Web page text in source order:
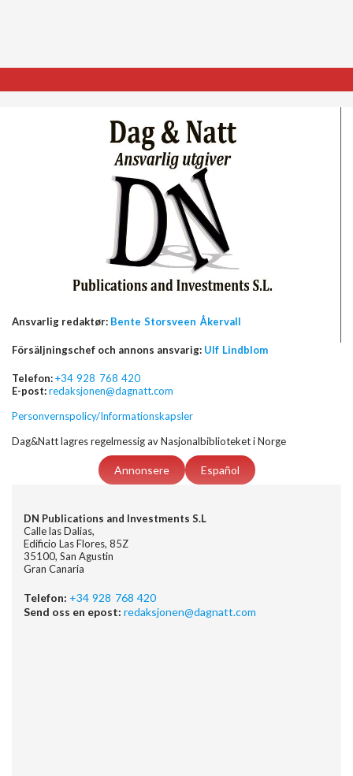
Ansvarlig redaktør: Bente Storsveen Åkervall
Försäljningschef och annons ansvarig: Ulf Lindblom
Telefon:+34 928 768 420
E-post:redaksjonen@dagnatt.com
Personvernspolicy/Informationskapsler
Dag&Natt lagres regelmessig av Nasjonalbiblioteket i Norge
Annonsere Español
DN Publications and Investments S.L
Calle las Dalias,
Edificio Las Flores, 85Z
35100, San Agustin
Gran Canaria
Telefon: +34 928 768 420
Send oss en epost: redaksjonen@dagnatt.com